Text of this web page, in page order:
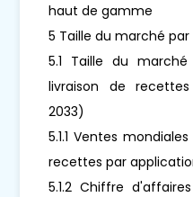
haut de gamme
5 Taille du marché
5.1 Taille du
livraison de
2033)
5.1.1 Ventes
recettes par
5.1.2 Chiffre